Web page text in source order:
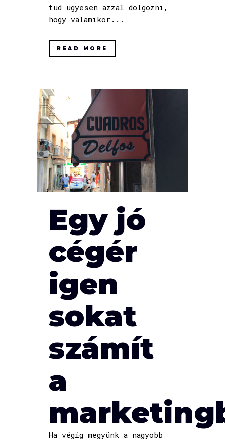
tud ügyesen azzal dolgozni,
hogy valamikor...
READ MORE
Egy jó
cégér
igen
sokat
számít
a
Ha végig megyünk a nagyobb